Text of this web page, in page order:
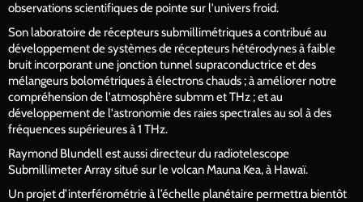
observations scientifiques de pointe sur l'univers froid.
Son laboratoire de récepteurs submillimétriques a contribué au
développement de systèmes de récepteurs hétérodynes à faible
bruit incorporant une jonction tunnel supraconductrice et des
mélangeurs bolométriques à électrons chauds ; à améliorer notre
compréhension de l'atmosphère submm et THz ; et au
développement de l'astronomie des raies spectrales au sol à des
fréquences supérieures à 1 THz.
Raymond Blundell est aussi directeur du radiotelescope
Submillimeter Array situé sur le volcan Mauna Kea, à Hawaï.
Un projet d’interférométrie à l’échelle planétaire permettra bientôt